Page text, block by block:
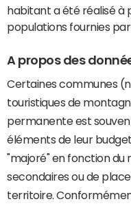
habitant a été réalisé à
populations fournies par
A propos des
Certaines communes
touristiques de
permanente est
éléments de leur
"majoré" en fonction du
secondaires ou de
territoire.